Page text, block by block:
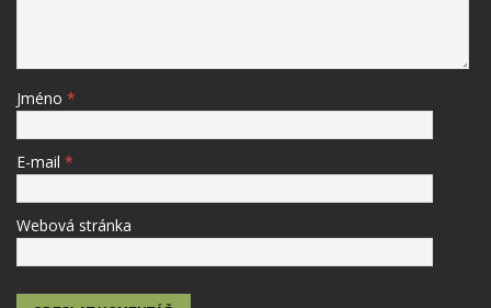
Jméno *
E-mail *
Webová stránka